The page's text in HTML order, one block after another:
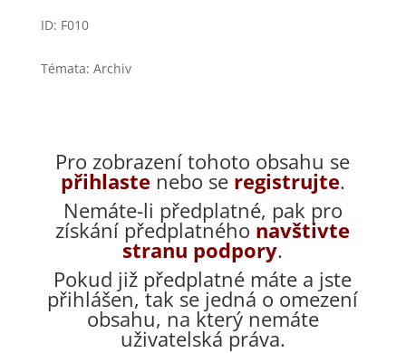
ID: F010
Témata: Archiv
Pro zobrazení tohoto obsahu se
přihlaste nebo se registrujte.
Nemáte-li předplatné, pak pro
získání předplatného navštivte
stranu podpory.
Pokud již předplatné máte a jste
přihlášen, tak se jedná o omezení
obsahu, na který nemáte
uživatelská práva.